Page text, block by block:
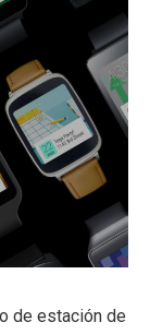
de estación de